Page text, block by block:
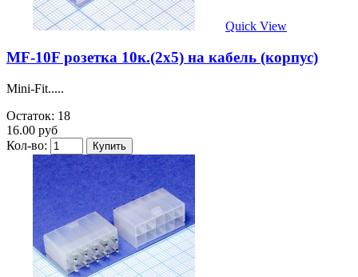
Quick View
MF-10F розетка 10к.(2х5) на кабель (корпус)
Mini-Fit.....
Остаток: 18
16.00 руб
Кол-во: